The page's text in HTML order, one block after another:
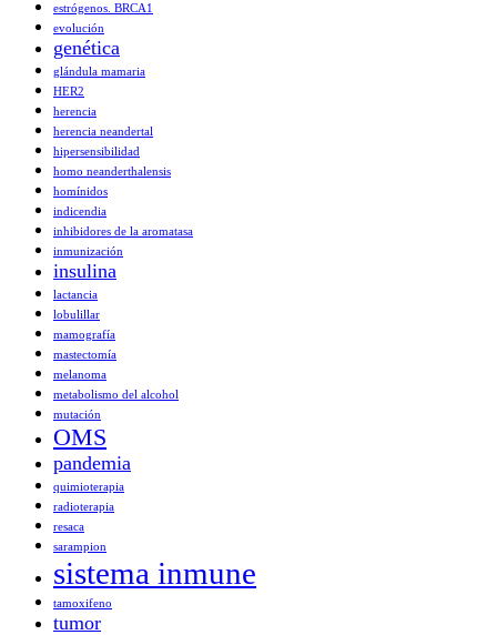
estrógenos. BRCA1
evolución
genética
glándula mamaria
HER2
herencia
herencia neandertal
hipersensibilidad
homo neanderthalensis
homínidos
indicendia
inhibidores de la aromatasa
inmunización
insulina
lactancia
lobulillar
mamografía
mastectomía
melanoma
metabolismo del alcohol
mutación
OMS
pandemia
quimioterapia
radioterapia
resaca
sarampion
sistema inmune
tamoxifeno
tumor